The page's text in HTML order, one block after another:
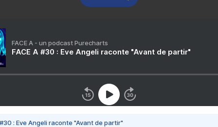
FACE A - un podcast Purecharts
FACE A #30 : Eve Angeli raconte "Avant de partir"
#30 : Eve Angeli raconte "Avant de partir"